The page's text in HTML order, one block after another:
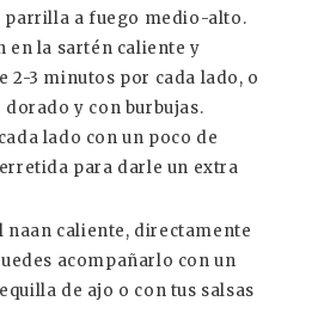
parrilla a fuego medio-alto.
en la sartén caliente y
2-3 minutos por cada lado, o
dorado y con burbujas.
lado con un poco de
para darle un extra
naan caliente, directamente
acompañarlo con un
de ajo o con tus salsas